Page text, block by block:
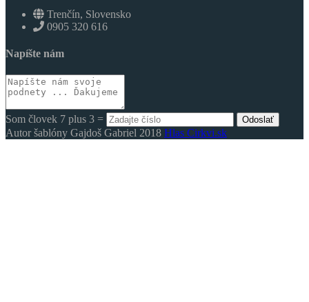
Trenčín, Slovensko
0905 320 616
Napíšte nám
Som človek 7 plus 3 = Odoslať
Autor šablóny Gajdoš Gabriel 2018 Hlas Cirkvi.sk